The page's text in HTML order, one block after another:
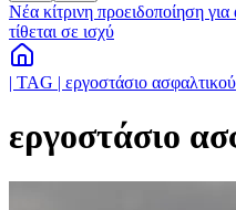
Νέα κίτρινη προειδοποίηση
τίθεται σε ισχύ
| TAG | εργοστάσιο ασφαλτικού
εργοστάσιο